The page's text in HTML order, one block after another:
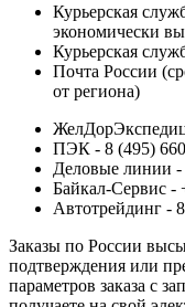
Курьерская
экономически
Курьерская
Почта России
от региона)
ПЭК - 8 (495)
Деловые линии -
Байкал-Сервис -
Автотрейдинг -
Заказы по России
подтверждения или
параметров заказа с